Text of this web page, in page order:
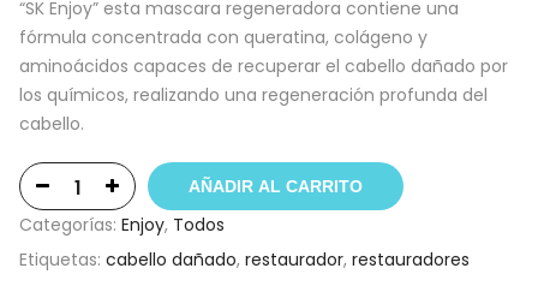
“SK Enjoy” esta mascara regeneradora contiene una
fórmula concentrada con queratina, colágeno y
aminoácidos capaces de recuperar el cabello dañado por
los químicos, realizando una regeneración profunda del
cabello.
AÑADIR AL CARRITO
Categorías: Enjoy, Todos
Etiquetas: cabello dañado, restaurador, restauradores